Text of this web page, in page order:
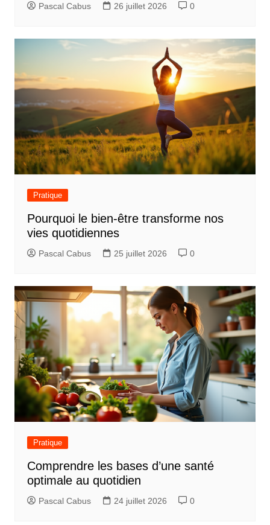
Pascal Cabus 26 juillet 2026 0
Pratique
Pourquoi le bien-être transforme nos
vies quotidiennes
Pascal Cabus 25 juillet 2026 0
Pratique
Comprendre les bases d’une santé
optimale au quotidien
Pascal Cabus 24 juillet 2026 0